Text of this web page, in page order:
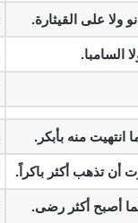
ولا على القيثارة.‬
السامبا.‬
انتهيت منه بأبكر.‬
أن تذهب أكثر باكراً.‬
أصبح أكثر رضى.‬